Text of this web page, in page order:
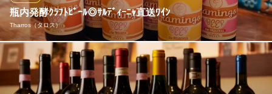
オーガニック＆レストラン BiOcafe（ビオカフェ）
食べて綺麗になるカフェ
ＪＲ渋谷駅ハチ公口 徒歩4分
東京都渋谷区宇田川町16-14 パティオI 1F
瓶内発酵ｸﾗﾌﾄﾋﾞｰﾙ◎ｻﾙﾃﾞｨｰﾆｬ直送ﾜｲﾝ
Tharros（タロス）
ワインと同じように瓶内で発酵させたクラフトビール。サルディ
ーニャ直送ワインもどうぞ◎赤・白ワインはサルディーニャ島の
ワイナリーと直接取引して独自に仕入れたものをご提供。日本で